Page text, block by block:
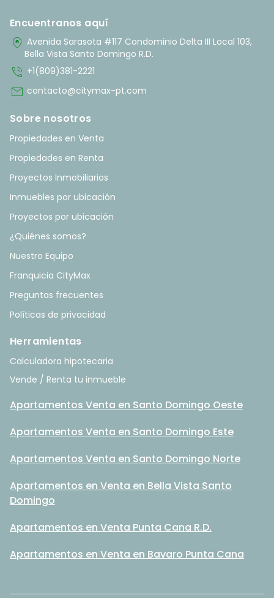
Encuentranos aquí
home_pin Avenida Sarasota #117 Condominio Delta III Local 103,
Bella Vista Santo Domingo R.D.
phone_in_talk +1(809)381-2221
mail contacto@citymax-pt.com
Sobre nosotros
Propiedades en Venta
Propiedades en Renta
Proyectos Inmobiliarios
Inmuebles por ubicación
Proyectos por ubicación
¿Quiénes somos?
Nuestro Equipo
Franquicia CityMax
Preguntas frecuentes
Políticas de privacidad
Herramientas
Calculadora hipotecaria
Vende / Renta tu inmueble
Apartamentos Venta en Santo Domingo Oeste
Apartamentos Venta en Santo Domingo Este
Apartamentos Venta en Santo Domingo Norte
Apartamentos en Venta en Bella Vista Santo
Domingo
Apartamentos en Venta Punta Cana R.D.
Apartamentos en Venta en Bavaro Punta Cana